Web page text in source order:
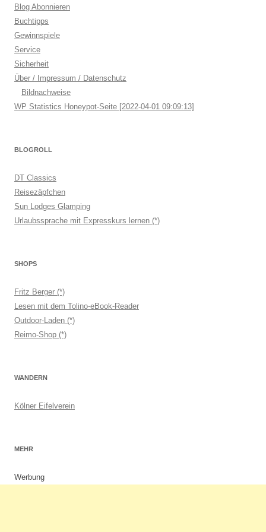
Blog Abonnieren
Buchtipps
Gewinnspiele
Service
Sicherheit
Über / Impressum / Datenschutz
Bildnachweise
WP Statistics Honeypot-Seite [2022-04-01 09:09:13]
BLOGROLL
DT Classics
Reisezäpfchen
Sun Lodges Glamping
Urlaubssprache mit Expresskurs lernen (*)
SHOPS
Fritz Berger (*)
Lesen mit dem Tolino-eBook-Reader
Outdoor-Laden (*)
Reimo-Shop (*)
WANDERN
Kölner Eifelverein
MEHR
Werbung